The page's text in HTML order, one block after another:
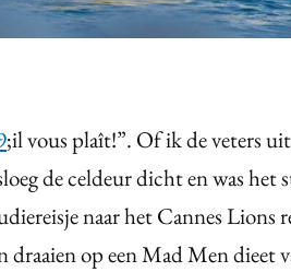
;il vous plaît!”. Of ik de veters
de celdeur dicht en was het
naar het Cannes Lions
op een Mad Men dieet